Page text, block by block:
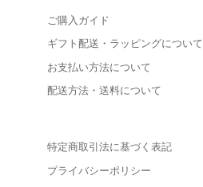
ご購入ガイド
ギフト配送・ラッピングについて
お支払い方法について
配送方法・送料について
特定商取引法に基づく表記
プライバシーポリシー